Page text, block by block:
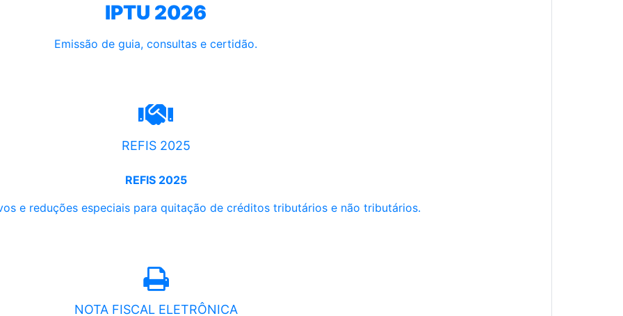
IPTU 2026
Emissão de guia, consultas e certidão.
REFIS 2025
REFIS 2025
e reduções especiais para quitação de créditos tributários e não tributários.
NOTA FISCAL ELETRÔNICA